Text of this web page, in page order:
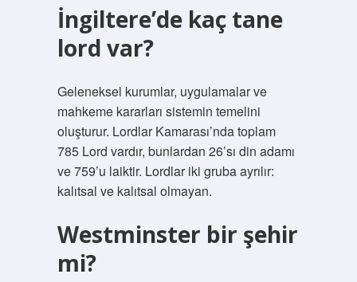
İngiltere’de kaç tane
lord var?
Geleneksel kurumlar, uygulamalar ve
mahkeme kararları sistemin temelini
oluşturur. Lordlar Kamarası’nda toplam
785 Lord vardır, bunlardan 26’sı din adamı
ve 759’u laiktir. Lordlar iki gruba ayrılır:
kalıtsal ve kalıtsal olmayan.
Westminster bir şehir
mi?